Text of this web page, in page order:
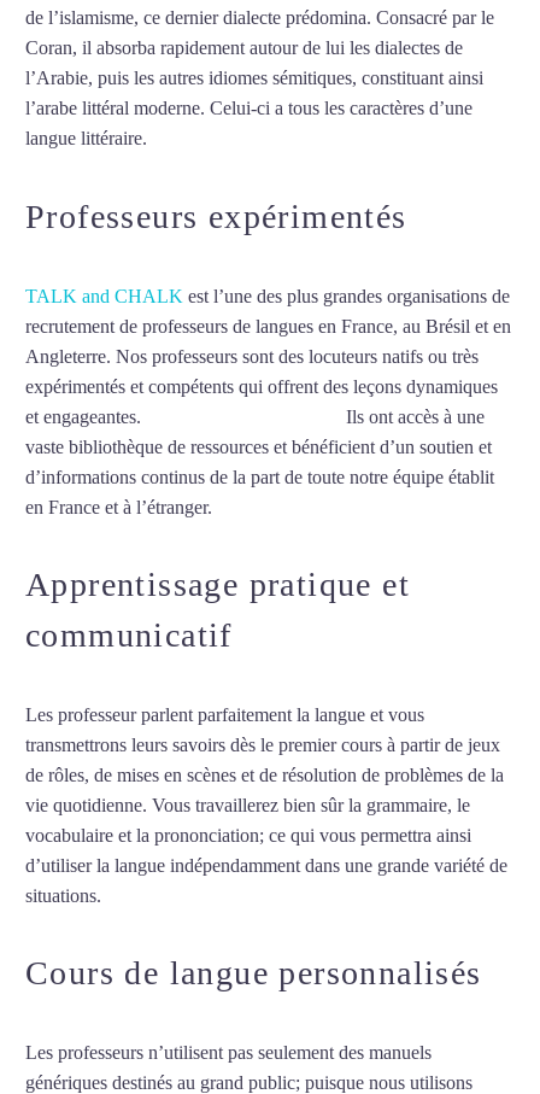
de l’islamisme, ce dernier dialecte prédomina. Consacré par le
Coran, il absorba rapidement autour de lui les dialectes de
l’Arabie, puis les autres idiomes sémitiques, constituant ainsi
l’arabe littéral moderne. Celui-ci a tous les caractères d’une
langue littéraire.
Professeurs expérimentés
TALK and CHALK est l’une des plus grandes organisations de
recrutement de professeurs de langues en France, au Brésil et en
Angleterre. Nos professeurs sont des locuteurs natifs ou très
expérimentés et compétents qui offrent des leçons dynamiques
et engageantes.
Ils ont accès à une
vaste bibliothèque de ressources et bénéficient d’un soutien et
d’informations continus de la part de toute notre équipe établit
en France et à l’étranger.
Apprentissage pratique et
communicatif
Les professeur parlent parfaitement la langue et vous
transmettrons leurs savoirs dès le premier cours à partir de jeux
de rôles, de mises en scènes et de résolution de problèmes de la
vie quotidienne. Vous travaillerez bien sûr la grammaire, le
vocabulaire et la prononciation; ce qui vous permettra ainsi
d’utiliser la langue indépendamment dans une grande variété de
situations.
Cours de langue personnalisés
Les professeurs n’utilisent pas seulement des manuels
génériques destinés au grand public; puisque nous utilisons